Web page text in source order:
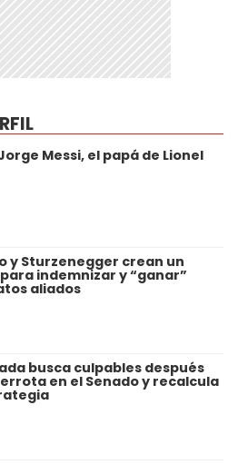
Messi, el papá de Lionel
y Sturzenegger crean un
indemnizar y “ganar”
aliados
busca culpables después
en el Senado y recalcula